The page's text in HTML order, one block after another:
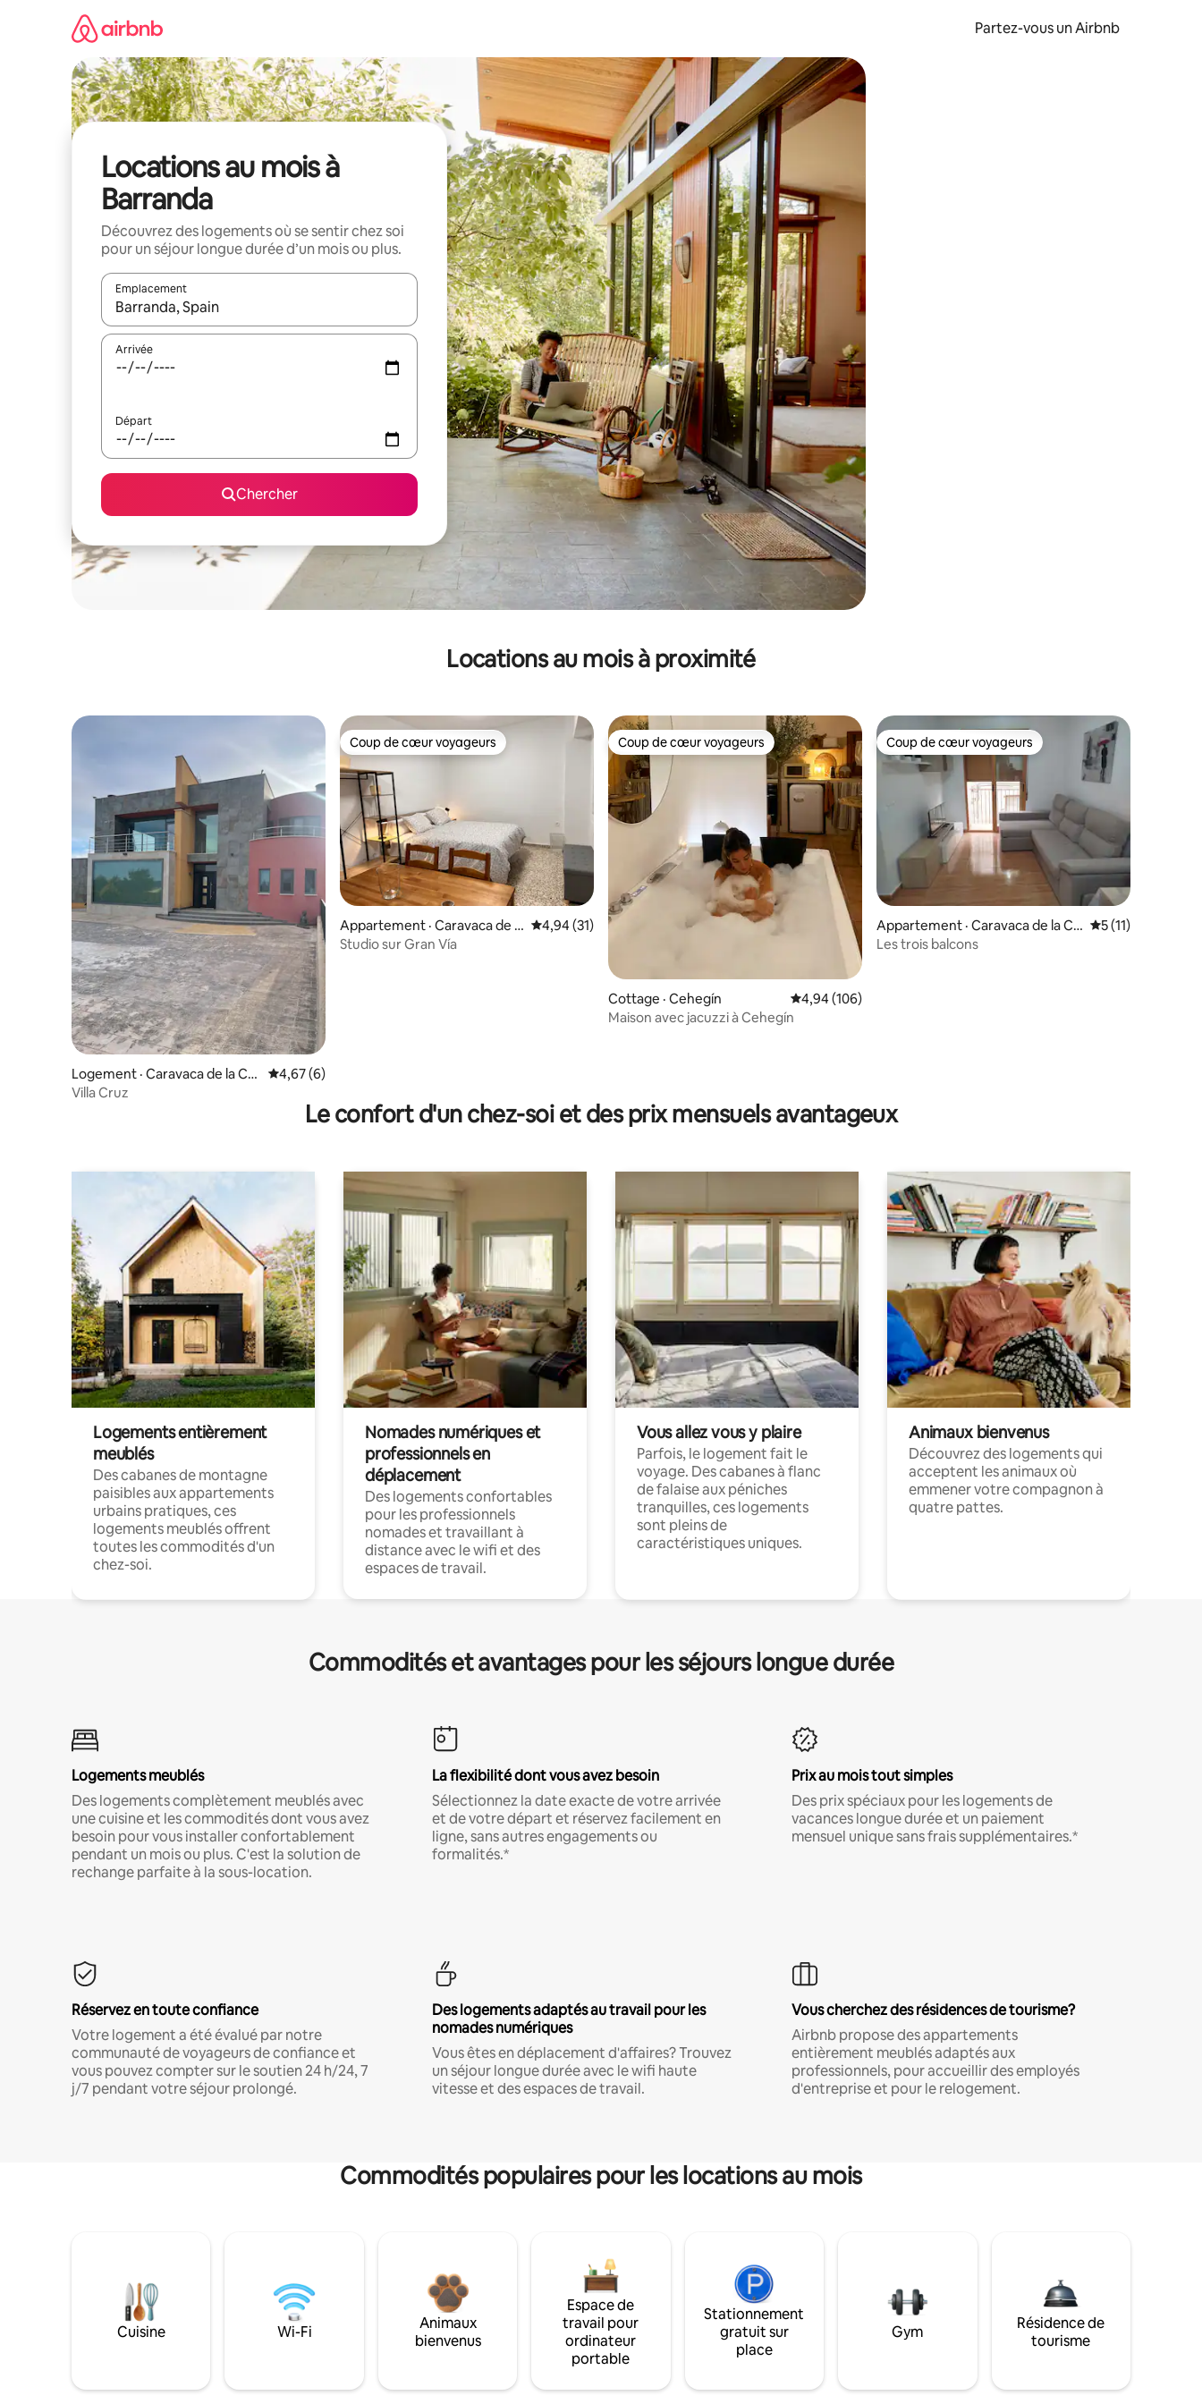
Partez-vous un Airbnb
Locations au mois à
Barranda
Découvrez des logements où se sentir chez soi
pour un séjour longue durée d’un mois ou plus.
Emplacement
Quand les résultats sont affichés, parcourez-les en utilisant les flèches vers le haut et vers le bas, ou en appuyant dessus et en les faisant glisser.
Arrivée
Départ
Chercher
Locations au mois à proximité
Logement · Caravaca de la Cru
z
Note moyenne de 4,67 sur 5, 6 commentaires
4,67 (6)
Villa Cruz
Coup de cœur voyageurs
Coup de cœur voyageurs
Appartement · Caravaca de la
Cruz
Note moyenne de 4,94 sur 5, 31 commentaires
4,94 (31)
Studio sur Gran Vía
Coup de cœur voyageurs
Coup de cœur voyageurs
Cottage · Cehegín Note moyenne de 4,94 sur 5, 106 commentaires
4,94 (106)
Maison avec jacuzzi à Cehegín
Coup de cœur voyageurs
Coup de cœur voyageurs
Appartement · Caravaca de la Cr
uz
Note moyenne
5 (11)
Les trois balcons
Le confort d'un chez-soi et des prix mensuels avantageux
Logements entièrement
meublés
Des cabanes de montagne
paisibles aux appartements
urbains pratiques, ces
logements meublés offrent
toutes les commodités d'un
chez-soi.
Nomades numériques et
professionnels en
déplacement
Des logements confortables
pour les professionnels
nomades et travaillant à
distance avec le wifi et des
espaces de travail.
Vous allez vous y plaire
Parfois, le logement fait le
voyage. Des cabanes à flanc
de falaise aux péniches
tranquilles, ces logements
sont pleins de
caractéristiques uniques.
Animaux bienvenus
Découvrez des logements qui
acceptent les animaux où
emmener votre compagnon à
quatre pattes.
Commodités et avantages pour les séjours longue durée
Logements meublés
Des logements complètement meublés avec
une cuisine et les commodités dont vous avez
besoin pour vous installer confortablement
pendant un mois ou plus. C'est la solution de
rechange parfaite à la sous-location.
La flexibilité dont vous avez besoin
Sélectionnez la date exacte de votre arrivée
et de votre départ et réservez facilement en
ligne, sans autres engagements ou
formalités.*
Prix au mois tout simples
Des prix spéciaux pour les logements de
vacances longue durée et un paiement
mensuel unique sans frais supplémentaires.*
Réservez en toute confiance
Votre logement a été évalué par notre
communauté de voyageurs de confiance et
vous pouvez compter sur le soutien 24 h/24, 7
j/7 pendant votre séjour prolongé.
Des logements adaptés au travail pour les
nomades numériques
Vous êtes en déplacement d'affaires? Trouvez
un séjour longue durée avec le wifi haute
vitesse et des espaces de travail.
Vous cherchez des résidences de tourisme?
Airbnb propose des appartements
entièrement meublés adaptés aux
professionnels, pour accueillir des employés
d'entreprise et pour le relogement.
Commodités populaires pour les locations au mois
Cuisine Wi-Fi
Animaux
bienvenus
Espace de
travail pour
ordinateur
portable
Stationnement
gratuit sur
place
Gym
Résidence de
tourisme